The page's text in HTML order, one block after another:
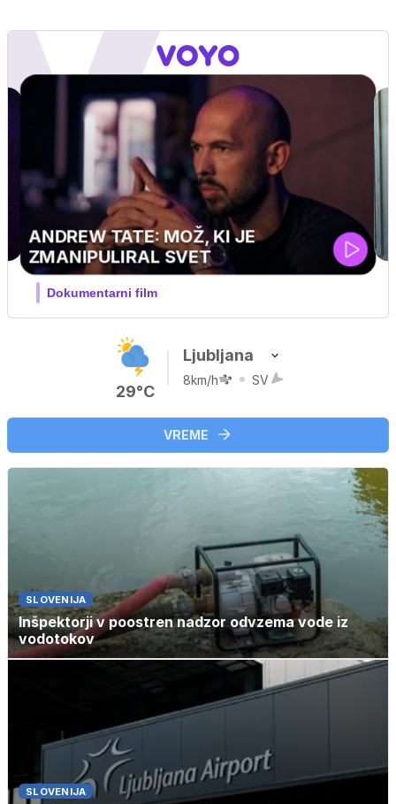
29°C
Ljubljana
8km/h SV
VREME
SLOVENIJA
Inšpektorji v poostren nadzor odvzema vode iz
vodotokov
SLOVENIJA